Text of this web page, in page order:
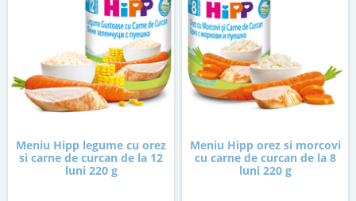
Meniu Hipp legume cu orez
si carne de curcan de la 12
luni 220 g
Meniu Hipp orez si morcovi
cu carne de curcan de la 8
luni 220 g